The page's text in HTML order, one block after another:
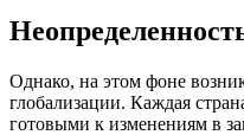
Однако, на этом фоне
глобализации. Каждая
готовыми к изменениям в